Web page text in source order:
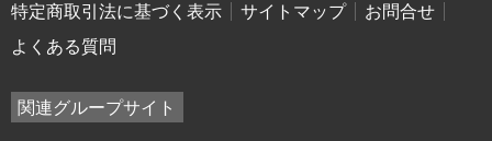
特定商取引法に基づく表示
サイトマップ
お問合せ
よくある質問
関連グループサイト